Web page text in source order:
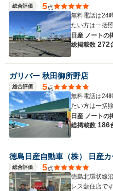
総合評価 5点
無料電話は24
たい方は一括
日産 ノートの
総掲載数 272
ガリバー 秋田御所野店
総合評価 5点
無料電話は24
たい方は一括
日産 ノートの
総掲載数 186
徳島日産自動車（株） 日産
総合評価 5点
徳島北環状線
レス藍住店です